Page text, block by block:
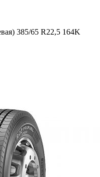
385/65 R22,5 164K